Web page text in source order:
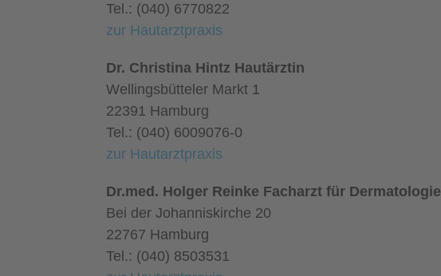
Tel.: (040) 6770822
zur Hautarztpraxis
Dr. Christina Hintz Hautärztin
Wellingsbütteler Markt 1
22391 Hamburg
Tel.: (040) 6009076-0
zur Hautarztpraxis
Dr.med. Holger Reinke Facharzt für Dermatologie
Bei der Johanniskirche 20
22767 Hamburg
Tel.: (040) 8503531